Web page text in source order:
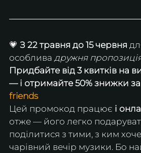
💗 З 22 травня до 15 червня
особлива дружня
Придбайте від 3 квитків на
— і отримайте 50% знижки
friends
Цей промокод працює і
отже — його легко
поділитися з тими, з ким
чарівний вечір музики. Бо